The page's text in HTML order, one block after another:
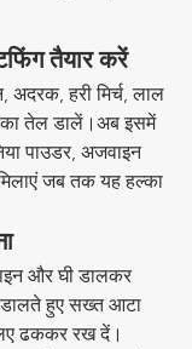
तैयार करें
हरी मिर्च, लाल
का तेल डालें।अब इसमें
पाउडर, अजवाइन
जब तक यह हल्का
और घी डालकर
डालते हुए सख्त आटा
ढककर रख दें।